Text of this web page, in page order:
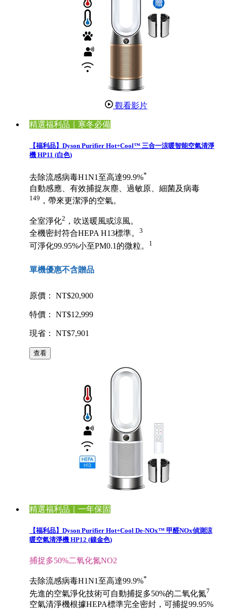
觀看影片
精選福利品｜寒冬必備
【福利品】Dyson Purifier Hot+Cool™ 三合一涼暖智能空氣清淨
機 HP11 (白色)
去除流感病毒H1N1至高達99.9%*
自動感應、有效捕捉灰塵、過敏原、細菌及病毒
149 ，帶來更潔淨的空氣。
全室淨化2 ，吹送暖風或涼風。
全機密封符合HEPA H13標準。 3
可淨化99.95%小至PM0.1的微粒。 1
單機優惠不含贈品
原價： NT$20,900
特價： NT$12,999
現省： NT$7,901
查看
精選福利品｜一年保固
【福利品】Dyson Purifier Hot+Cool De-NOx™ 甲醛NOx偵測涼
暖空氣清淨機 HP12 (鎳金色)
捕捉多50%二氧化氮NO2
去除流感病毒H1N1至高達99.9%*
先進的空氣淨化技術可自動捕捉多50%的二氧化氮7
空氣清淨機根據HEPA標準完全密封，可捕捉99.95%